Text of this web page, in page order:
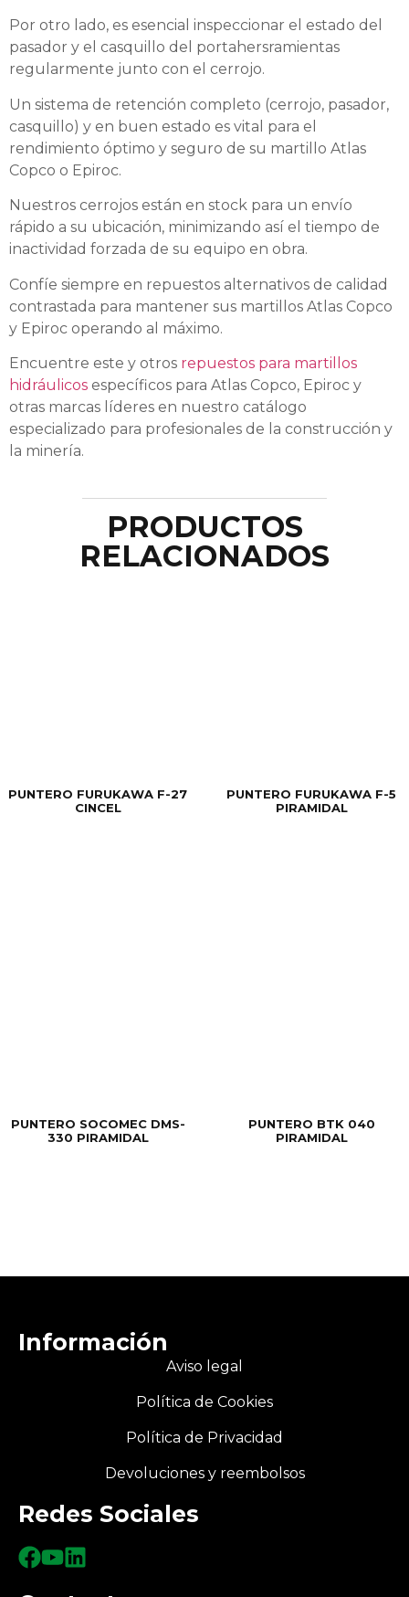
Por otro lado, es esencial inspeccionar el estado del
pasador y el casquillo del portahersramientas
regularmente junto con el cerrojo.
Un sistema de retención completo (cerrojo, pasador,
casquillo) y en buen estado es vital para el
rendimiento óptimo y seguro de su martillo Atlas
Copco o Epiroc.
Nuestros cerrojos están en stock para un envío
rápido a su ubicación, minimizando así el tiempo de
inactividad forzada de su equipo en obra.
Confíe siempre en repuestos alternativos de calidad
contrastada para mantener sus martillos Atlas Copco
y Epiroc operando al máximo.
Encuentre este y otros repuestos para martillos
hidráulicos específicos para Atlas Copco, Epiroc y
otras marcas líderes en nuestro catálogo
especializado para profesionales de la construcción y
la minería.
PRODUCTOS
RELACIONADOS
PUNTERO FURUKAWA F-27
CINCEL
PUNTERO FURUKAWA F-5
PIRAMIDAL
PUNTERO SOCOMEC DMS-
330 PIRAMIDAL
PUNTERO BTK 040
PIRAMIDAL
Información
Aviso legal
Política de Cookies
Política de Privacidad
Devoluciones y reembolsos
Redes Sociales